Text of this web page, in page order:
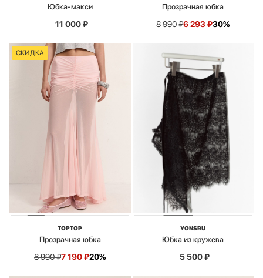
Юбка-макси
11 000₽
Прозрачная юбка
8 990₽6 293₽30%
СКИДКА
TOPTOP
Прозрачная юбка
8 990₽7 190₽20%
YONSRU
Юбка из кружева
5 500₽